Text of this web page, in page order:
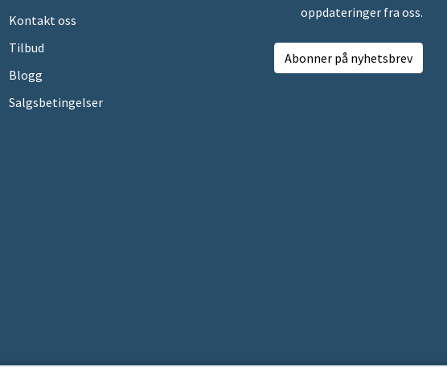
Kontakt oss
Tilbud
Blogg
Salgsbetingelser
oppdateringer fra oss.
Abonner på nyhetsbrev